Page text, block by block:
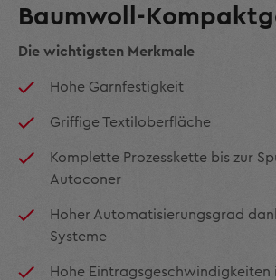
Baumwoll-
Die wichtigsten Merkmale
Hohe Garnfestigkeit
Griffige Textiloberfläche
Komplette Prozesskette bis zur
Autoconer
Hoher Automatisierungsgrad
Systeme
Hohe Eintragsgeschwindigkeiten